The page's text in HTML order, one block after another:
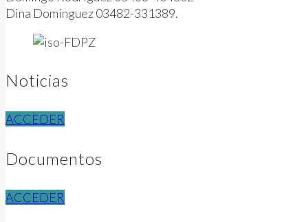
Dina Domínguez 03482-331389.
Noticias
ACCEDER
Documentos
ACCEDER